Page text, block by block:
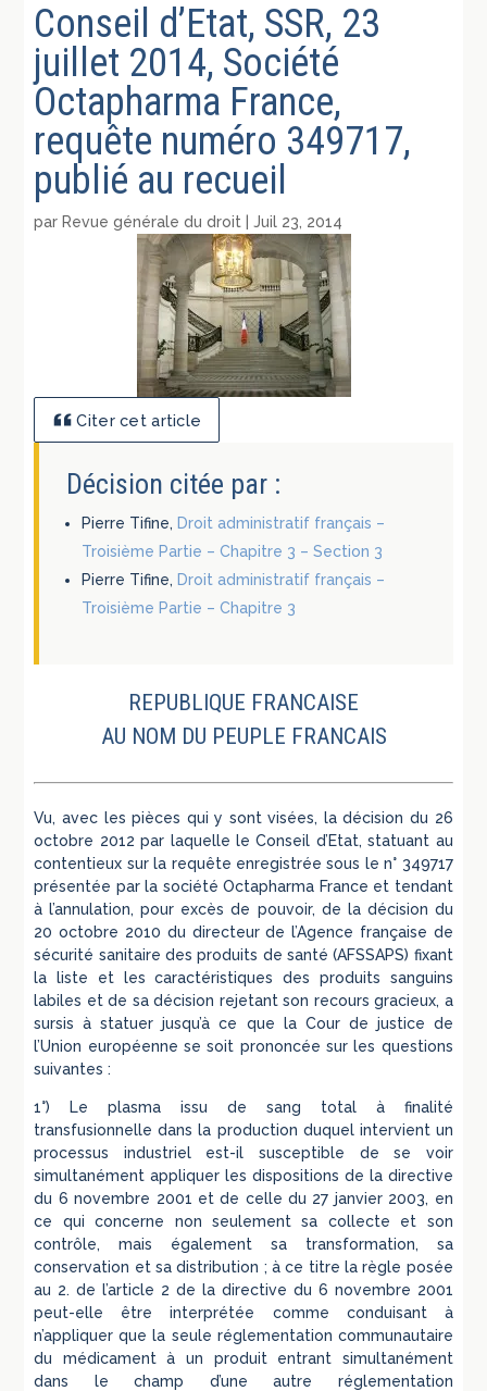
Conseil d’Etat, SSR, 23
juillet 2014, Société
Octapharma France,
requête numéro 349717,
publié au recueil
par Revue générale du droit |Juil 23, 2014
Citer cet article
Décision citée par :
Pierre Tifine, Droit administratif français –
Troisième Partie – Chapitre 3 – Section 3
Pierre Tifine, Droit administratif français –
Troisième Partie – Chapitre 3
REPUBLIQUE FRANCAISE
AU NOM DU PEUPLE FRANCAIS
Vu, avec les pièces qui y sont visées, la décision du 26
octobre 2012 par laquelle le Conseil d’Etat, statuant au
contentieux sur la requête enregistrée sous le n° 349717
présentée par la société Octapharma France et tendant
à l’annulation, pour excès de pouvoir, de la décision du
20 octobre 2010 du directeur de l’Agence française de
sécurité sanitaire des produits de santé (AFSSAPS) fixant
la liste et les caractéristiques des produits sanguins
labiles et de sa décision rejetant son recours gracieux, a
sursis à statuer jusqu’à ce que la Cour de justice de
l’Union européenne se soit prononcée sur les questions
suivantes :
1°) Le plasma issu de sang total à finalité
transfusionnelle dans la production duquel intervient un
processus industriel est-il susceptible de se voir
simultanément appliquer les dispositions de la directive
du 6 novembre 2001 et de celle du 27 janvier 2003, en
ce qui concerne non seulement sa collecte et son
contrôle, mais également sa transformation, sa
conservation et sa distribution ; à ce titre la règle posée
au 2. de l’article 2 de la directive du 6 novembre 2001
peut-elle être interprétée comme conduisant à
n’appliquer que la seule réglementation communautaire
du médicament à un produit entrant simultanément
dans le champ d’une autre réglementation